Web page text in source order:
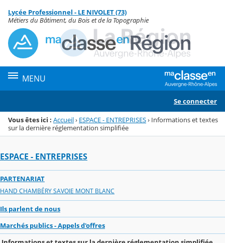
Menu de la rubrique
Contenu
Lycée Professionnel - LE NIVOLET (73)
Métiers du Bâtiment, du Bois et de la Topographie
MENU
Se connecter
Vous êtes ici : Accueil› ESPACE - ENTREPRISES› Informations et textes
sur la dernière réglementation simplifiée
ESPACE - ENTREPRISES
PARTENARIAT
HAND CHAMBÉRY SAVOIE MONT BLANC
Ils parlent de nous
Marchés publics - Appels d'offres